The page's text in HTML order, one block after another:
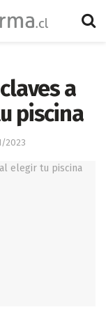
a
piscina
2023